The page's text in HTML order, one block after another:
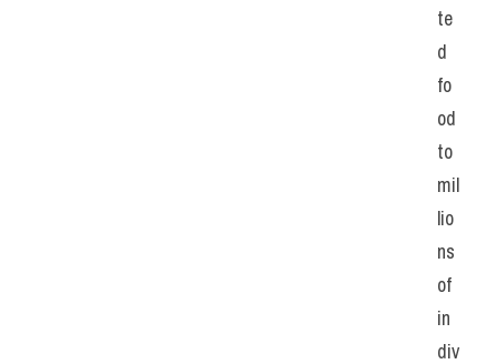
te
d
fo
od
to
mil
lio
ns
of
in
div